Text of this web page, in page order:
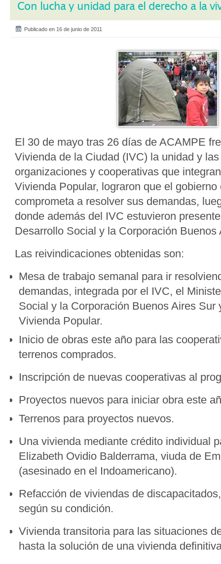
Con lucha y unidad para el derecho a la
Publicado en 16 de junio de 2011
El 30 de mayo tras 26 días de ACAMPE
Vivienda de la Ciudad (IVC) la unidad y
organizaciones y cooperativas que
Vivienda Popular, lograron que el
comprometa a resolver sus demandas,
donde además del IVC estuvieron
Desarrollo Social y la Corporación Buenos
Las reivindicaciones obtenidas son:
Mesa de trabajo semanal para ir
demandas, integrada por el IVC, el
Social y la Corporación Buenos Aires Sur
Vivienda Popular.
Inicio de obras este año para las
terrenos comprados.
Inscripción de nuevas cooperativas al
Proyectos nuevos para iniciar obra este
Terrenos para proyectos nuevos.
Una vivienda mediante crédito individual
Elizabeth Ovidio Balderrama, viuda de
(asesinado en el Indoamericano).
Refacción de viviendas de
según su condición.
Vivienda transitoria para las situaciones
hasta la solución de una vivienda